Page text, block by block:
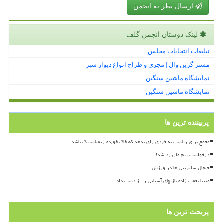
ارسال نظر به انجمن
لینک دوستان انجمن گلف
تبلیغات انتخابات مجلس
مستر گرین وال | مجری و طراح انواع دیوار سبز
نمایشگاه ماشین سنگین
نمایشگاه ماشین سنگین
پربیننده ترین ها
مجمع برای ریاست به فردی رای بدهد که خاک خورده ژیمناستیک باشد
درخواست تیم ملی رد شد!
جنجال سلبریتی ها در ورزش
مبینا نعمت زاده بازیهای آسیایی را از دست داد
پربحث ترین ها